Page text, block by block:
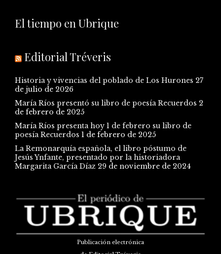
El tiempo en Ubrique
Editorial Tréveris
Historia y vivencias del poblado de Los Hurones 27
de julio de 2026
María Ríos presentó su libro de poesía Recuerdos 2
de febrero de 2025
María Ríos presenta hoy 1 de febrero su libro de
poesía Recuerdos 1 de febrero de 2025
La Remonarquía española, el libro póstumo de
Jesús Ynfante, presentado por la historiadora
Margarita García Díaz 29 de noviembre de 2024
Publicación electrónica